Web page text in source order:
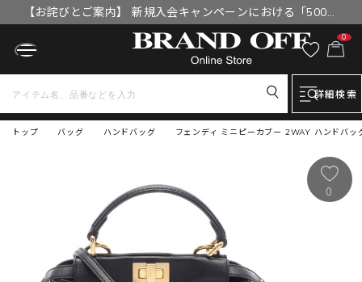
【お詫びとご案内】 新規入会キャンペーンにおける「500円
OFFクーポン」付与漏れと補填について
0
詳細検索
トップ フェンディ ミニピーカブー 2WAY ハンドバ
バッグ ハンドバッグ
0